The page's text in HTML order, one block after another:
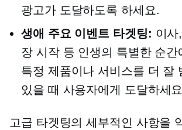
광고가 도달하도록 하세요.
생애 주요 이벤트 타겟팅: 이
장 시작 등 인생의 특별한 순간
특정 제품이나 서비스를 더 잘
있을 때 사용자에게 도달하세
고급 타겟팅의 세부적인 사항을